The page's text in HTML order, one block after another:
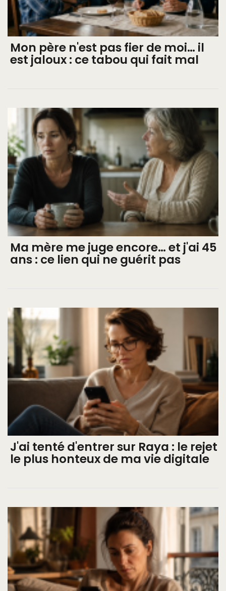
Mon père n'est pas fier de moi… il
est jaloux : ce tabou qui fait mal
Ma mère me juge encore… et j'ai 45
ans : ce lien qui ne guérit pas
J'ai tenté d'entrer sur Raya : le rejet
le plus honteux de ma vie digitale